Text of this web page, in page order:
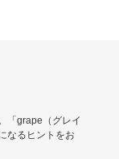
「grape（グレイ
なるヒントをお